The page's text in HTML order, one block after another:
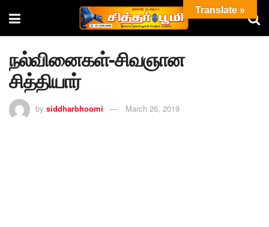
நல்வினைகள்-சிவஞான
சித்தியார்
by siddharbhoomi March 26, 2019
Translate »